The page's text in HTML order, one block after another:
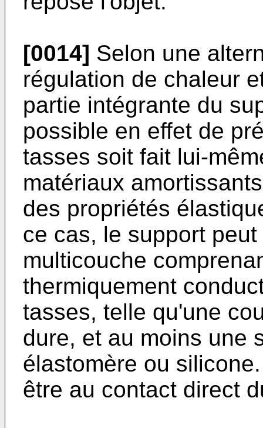
[0014] Selon une
régulation de chaleur
partie intégrante du
possible en effet de
tasses soit fait lui-
matériaux
des propriétés
ce cas, le support
multicouche
thermiquement
tasses, telle qu'une
dure, et au moins une
élastomère ou
être au contact direct